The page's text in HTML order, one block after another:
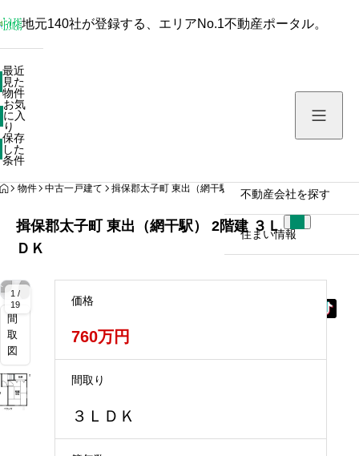
保存した条件
不動産会社を探す
住まい情報
地元140社が登録する、エリアNo.1不動産ポータル。
最近
見た
物件
お気
に入
り
保存
した
条件
HOME
物件 中古一戸建て 揖保郡太子町 東出（網干駅） 2階建 ３ＬＤＫ
揖保郡太子町 東出（網干駅） 2階建 ３Ｌ
ＤＫ
1 /
19
大
大
大
大
大
大
大
大
大
大
間
取
図
価格
760万円
間取り
３ＬＤＫ